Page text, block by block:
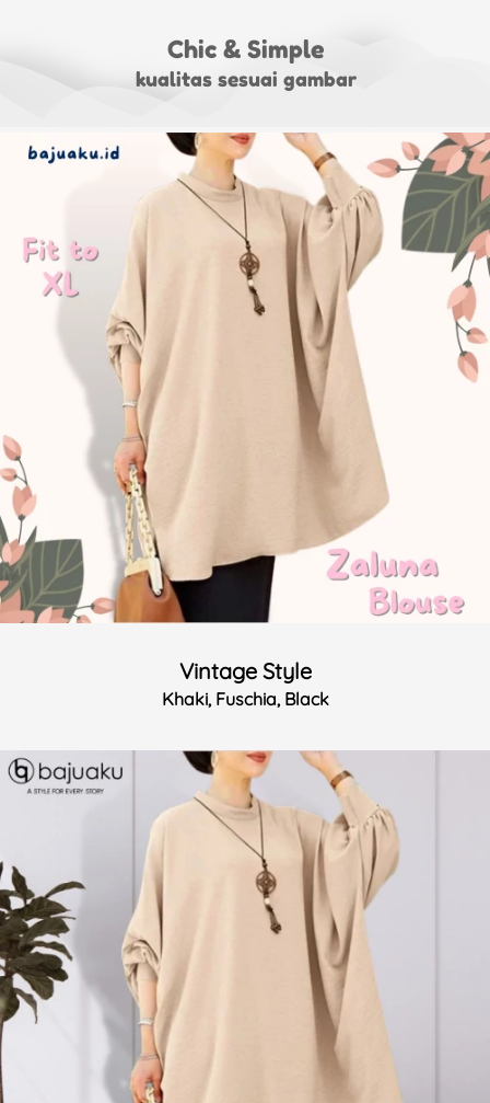
Chic & Simple
kualitas sesuai gambar
Vintage Style
Khaki, Fuschia, Black